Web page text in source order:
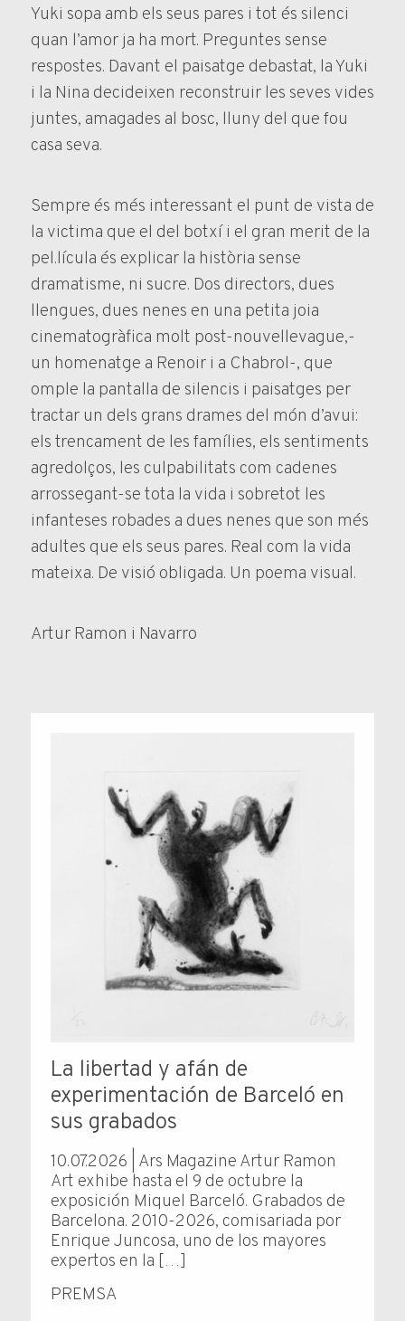
Yuki sopa amb els seus pares i tot és silenci
quan l’amor ja ha mort. Preguntes sense
respostes. Davant el paisatge debastat, la Yuki
i la Nina decideixen reconstruir les seves vides
juntes, amagades al bosc, lluny del que fou
casa seva.
Sempre és més interessant el punt de vista de
la victima que el del botxí i el gran merit de la
pel.lícula és explicar la història sense
dramatisme, ni sucre. Dos directors, dues
llengues, dues nenes en una petita joia
cinematogràfica molt post-nouvellevague,-
un homenatge a Renoir i a Chabrol-, que
omple la pantalla de silencis i paisatges per
tractar un dels grans drames del món d’avui:
els trencament de les famílies, els sentiments
agredolços, les culpabilitats com cadenes
arrossegant-se tota la vida i sobretot les
infanteses robades a dues nenes que son més
adultes que els seus pares. Real com la vida
mateixa. De visió obligada. Un poema visual.
Artur Ramon i Navarro
PREMSA
La libertad y afán de
experimentación de Barceló en
sus grabados
10.07.2026 | Ars Magazine Artur Ramon
Art exhibe hasta el 9 de octubre la
exposición Miquel Barceló. Grabados de
Barcelona. 2010-2026, comisariada por
Enrique Juncosa, uno de los mayores
expertos en la […]